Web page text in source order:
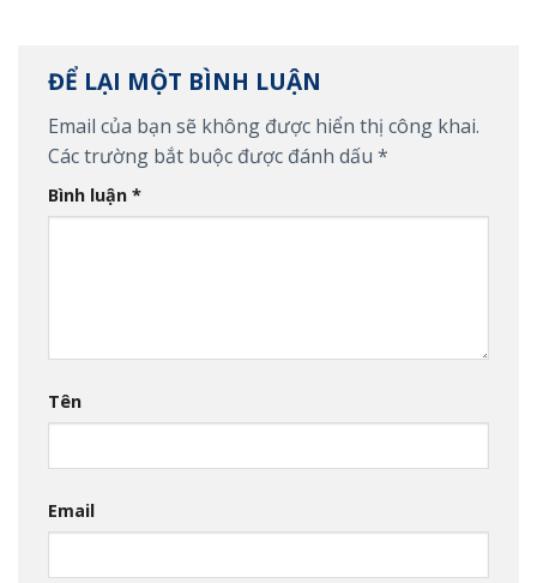
ĐỂ LẠI MỘT BÌNH LUẬN
Email của bạn sẽ không được hiển thị công khai.
Các trường bắt buộc được đánh dấu *
Bình luận *
Tên
Email